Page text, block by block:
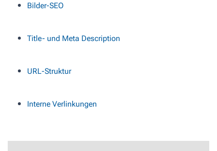
Bilder-SEO
Title- und Meta Description
URL-Struktur
Interne Verlinkungen